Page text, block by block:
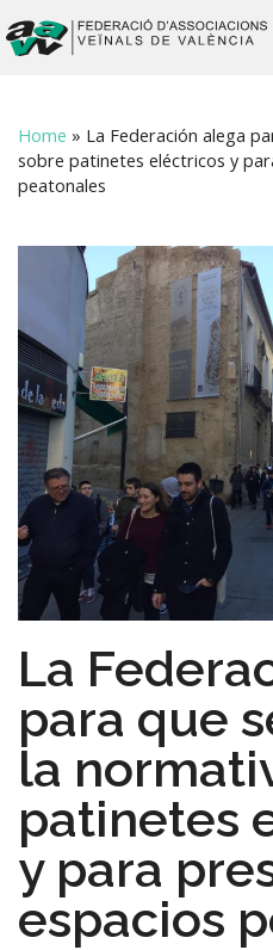
Home » La Federación alega
sobre patinetes eléctricos y
peatonales
La
para que
la
patinetes
y para
espacios